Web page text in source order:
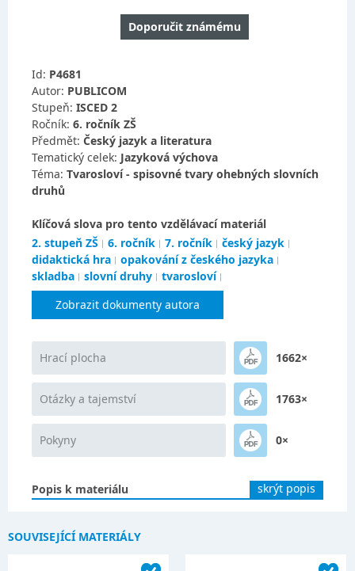
Doporučit známému
Id: P4681
Autor: PUBLICOM
Stupeň: ISCED 2
Ročník: 6. ročník ZŠ
Předmět: Český jazyk a literatura
Tematický celek: Jazyková výchova
Téma: Tvarosloví - spisovné tvary ohebných slovních
druhů
Klíčová slova pro tento vzdělávací materiál
2. stupeň ZŠ
6. ročník 7. ročník
český jazyk
didaktická hra
opakování z českého jazyka
skladba
slovní druhy
tvarosloví
Zobrazit dokumenty autora
Hrací plocha 1662×
Otázky a tajemství 1763×
Pokyny 0×
Popis k materiálu skrýt popis
SOUVISEJÍCÍ MATERIÁLY